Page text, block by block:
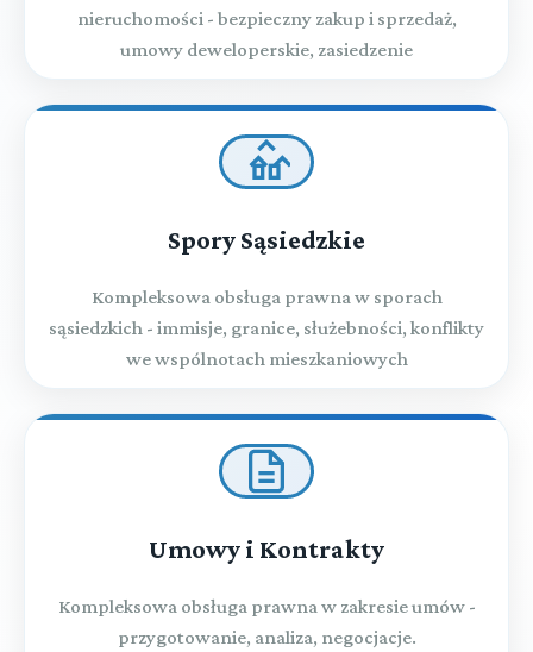
nieruchomości - bezpieczny zakup i sprzedaż,
umowy deweloperskie, zasiedzenie
Spory Sąsiedzkie
Kompleksowa obsługa prawna w sporach
sąsiedzkich - immisje, granice, służebności, konflikty
we wspólnotach mieszkaniowych
Umowy i Kontrakty
Kompleksowa obsługa prawna w zakresie umów -
przygotowanie, analiza, negocjacje.